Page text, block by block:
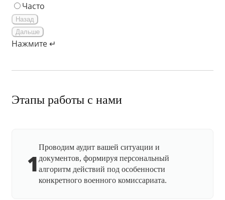
Часто
Назад
Дальше
Нажмите ↵
Этапы работы с нами
1
Проводим аудит вашей ситуации и
документов, формируя персональный
алгоритм действий под особенности
конкретного военного комиссариата.